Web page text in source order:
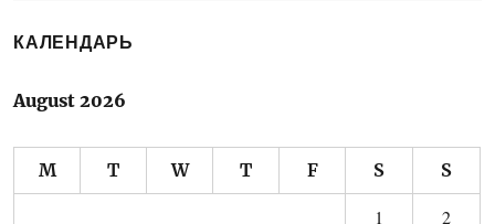
КАЛЕНДАРЬ
August 2026
M T W T F S S
1
2